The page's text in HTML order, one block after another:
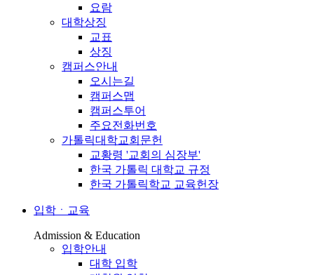
요람
대학상징
교표
상징
캠퍼스안내
오시는길
캠퍼스맵
캠퍼스투어
주요전화번호
가톨릭대학교회문헌
교황령 '교회의 심장부'
한국 가톨릭 대학교 규정
한국 가톨릭학교 교육헌장
입학ㆍ교육
Admission & Education
입학안내
대학 입학